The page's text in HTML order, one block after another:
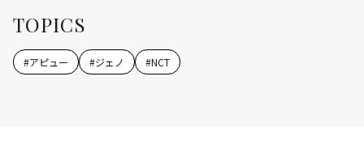
TOPICS
#アピュー #ジェノ #NCT